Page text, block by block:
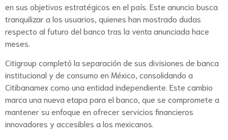
en sus objetivos estratégicos en el país. Este anuncio busca
tranquilizar a los usuarios, quienes han mostrado dudas
respecto al futuro del banco tras la venta anunciada hace
meses.
Citigroup completó la separación de sus divisiones de banca
institucional y de consumo en México, consolidando a
Citibanamex como una entidad independiente. Este cambio
marca una nueva etapa para el banco, que se compromete a
mantener su enfoque en ofrecer servicios financieros
innovadores y accesibles a los mexicanos.